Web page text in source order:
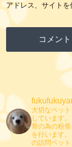
アドレス、サイトを
大切なペッ
しています。
骨の為の粉
を行います。
の訪問ペット